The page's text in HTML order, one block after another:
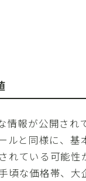
情報が公開され
ルと同様に、基
れている可能性
頃な価格帯、大